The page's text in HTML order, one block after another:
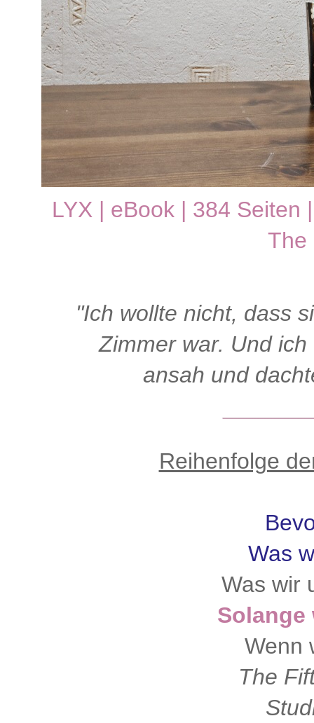
LYX | eBook | 384
The
"Ich wollte nicht, dass
Zimmer war. Und
ansah und
Reihenfolge
Was
Was wir
Solange
Wenn
The